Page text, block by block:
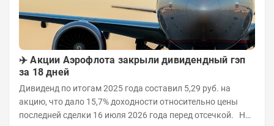
✈️ Акции Аэрофлота закрыли дивидендный гэп
за 18 дней
Дивиденд по итогам 2025 года составил 5,29 руб. на
акцию, что дало 15,7% доходности относительно цены
последней сделки 16 июля 2026 года перед отсечкой. На